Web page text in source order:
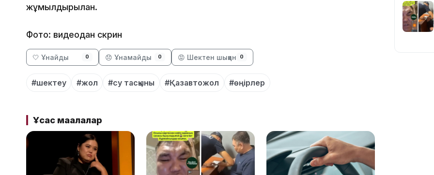
жұмылдырылған.
Фото: видеодан скрин
🤍 Ұнайды 0 😞 Ұнамайды 0 😡 Шектен шыққан 0
#шектеу #жол #су тасқыны #Қазавтожол #өңірлер
Ұқсас мақалалар
09:36